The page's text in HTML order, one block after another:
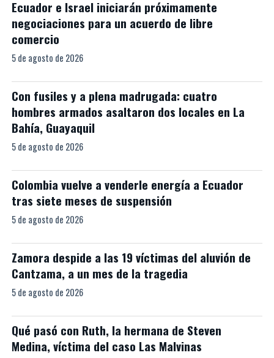
Ecuador e Israel iniciarán próximamente
negociaciones para un acuerdo de libre
comercio
5 de agosto de 2026
Con fusiles y a plena madrugada: cuatro
hombres armados asaltaron dos locales en La
Bahía, Guayaquil
5 de agosto de 2026
Colombia vuelve a venderle energía a Ecuador
tras siete meses de suspensión
5 de agosto de 2026
Zamora despide a las 19 víctimas del aluvión de
Cantzama, a un mes de la tragedia
5 de agosto de 2026
Qué pasó con Ruth, la hermana de Steven
Medina, víctima del caso Las Malvinas